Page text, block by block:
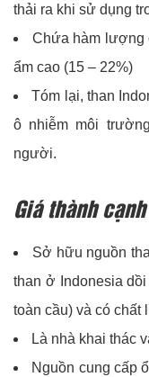
thải ra khi sử dụng
Chứa hàm lượng
ẩm cao (15 – 22%)
Tóm lại, than
ô nhiễm môi
người.
Giá thành
Sở hữu nguồn
than ở Indonesia
toàn cầu) và có chất
Là nhà khai thác
Nguồn cung cấp